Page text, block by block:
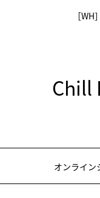
［
Chill
オンライン